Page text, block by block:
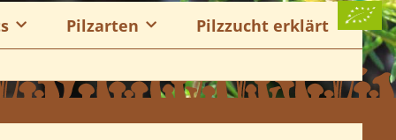
Pilzarten Pilzzucht erklärt